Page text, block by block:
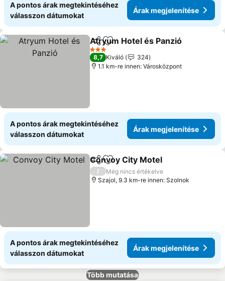
A pontos árak megtekintéséhez
válasszon dátumokat
Árak megjelenítése
Megosztás
Hozzáadás a kedvencekhez
Atryum Hotel és Panzió
3 Kategória
8,7 Kiváló
324
1.1 km-re innen: Városközpont
A pontos árak megtekintéséhez
válasszon dátumokat
Árak megjelenítése
Megosztás
Hozzáadás a kedvencekhez
Convoy City Motel
/
Még nincs értékelve
Szajol, 9.3 km-re innen: Szolnok
A pontos árak megtekintéséhez
válasszon dátumokat
Árak megjelenítése
Több mutatása